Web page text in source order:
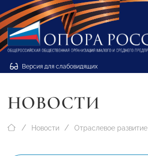
Версия для слабовидящих
НОВОСТИ
Новости Отраслевое развитие